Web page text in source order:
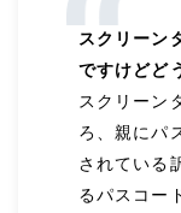
スクリーン
ですけどど
スクリーン
ろ、親にパ
されている
るパスコー